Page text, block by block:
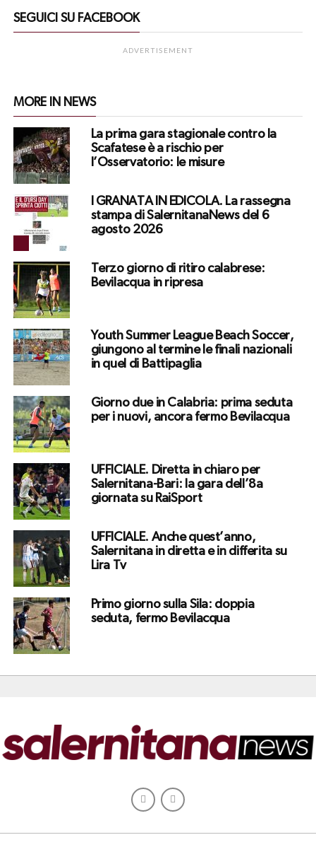
SEGUICI SU FACEBOOK
ADVERTISEMENT
MORE IN NEWS
La prima gara stagionale contro la
Scafatese è a rischio per
l’Osservatorio: le misure
I GRANATA IN EDICOLA. La rassegna
stampa di SalernitanaNews del 6
agosto 2026
Terzo giorno di ritiro calabrese:
Bevilacqua in ripresa
Youth Summer League Beach Soccer,
giungono al termine le finali nazionali
in quel di Battipaglia
Giorno due in Calabria: prima seduta
per i nuovi, ancora fermo Bevilacqua
UFFICIALE. Diretta in chiaro per
Salernitana-Bari: la gara dell’8a
giornata su RaiSport
UFFICIALE. Anche quest’anno,
Salernitana in diretta e in differita su
Lira Tv
Primo giorno sulla Sila: doppia
seduta, fermo Bevilacqua